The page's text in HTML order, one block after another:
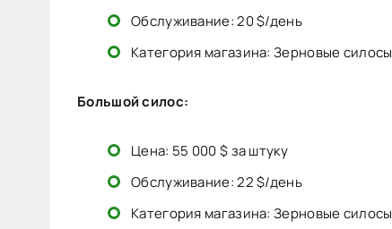
Обслуживание: 20 $/день
Категория магазина: Зерновые силосы
Большой силос:
Цена: 55 000 $ за штуку
Обслуживание: 22 $/день
Категория магазина: Зерновые силосы